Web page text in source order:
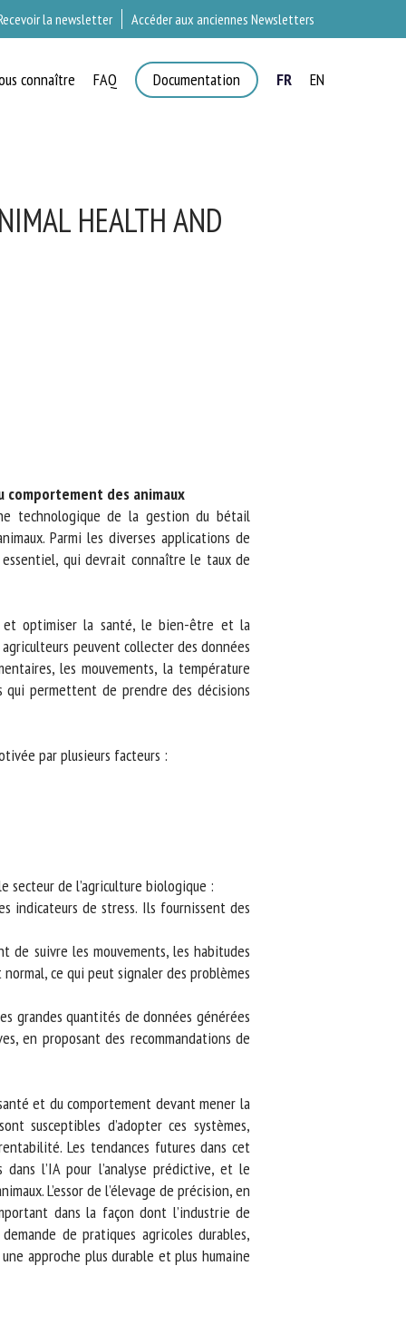
la newsletter Accéder aux anciennes Newsletters
connaître FAQ Documentation FR EN
HEALTH AND
des animaux
technologique de la gestion du bétail
Parmi les diverses applications de
qui devrait connaître le taux de
et optimiser la santé, le bien-être et la
peuvent collecter des données
les mouvements, la température
permettent de prendre des décisions
par plusieurs facteurs :
de l’agriculture biologique :
de stress. Ils fournissent des
suivre les mouvements, les habitudes
ce qui peut signaler des problèmes
quantités de données générées
en proposant des recommandations de
et du comportement devant mener la
susceptibles d’adopter ces systèmes,
Les tendances futures dans cet
l’IA pour l’analyse prédictive, et le
L’essor de l’élevage de précision, en
dans la façon dont l’industrie de
de pratiques agricoles durables,
approche plus durable et plus humaine